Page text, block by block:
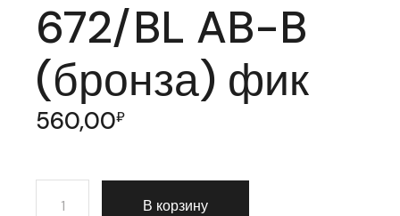
672/BL AB-B
(бронза) фик
560,00₽
Количество товара Ручка защелка Fuaro (Фуаро)
В корзину